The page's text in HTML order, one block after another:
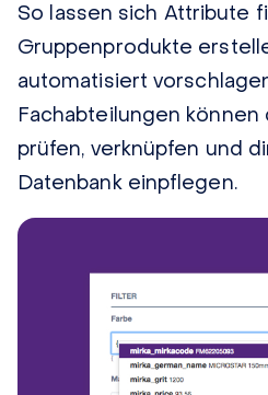
So lassen sich Attribute
Gruppenprodukte
automatisiert
Fachabteilungen
prüfen, verknüpfen und
Datenbank einpflegen.